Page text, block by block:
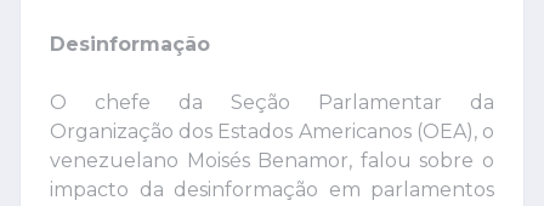
Desinformação
O chefe da Seção Parlamentar da
Organização dos Estados Americanos (OEA), o
venezuelano Moisés Benamor, falou sobre o
impacto da desinformação em parlamentos